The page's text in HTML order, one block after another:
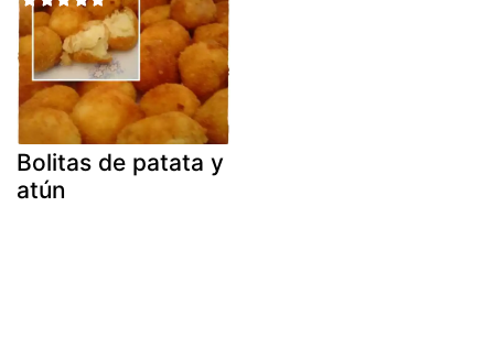
Bolitas de patata y
atún